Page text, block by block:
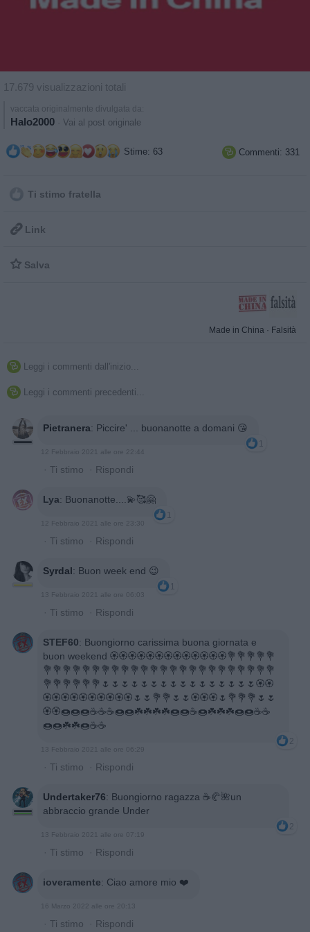
17.679 visualizzazioni totali
vaccata originalmente divulgata da:
Halo2000 Vai al post originale
Stime: 63  Commenti: 331
Ti stimo fratella
 Link
 Salva
Made in China · Falsità
 Leggi i commenti dall'inizio...
 Leggi i commenti precedenti...
Pietranera: Piccire' ... buonanotte a domani 😘
1
12 Febbraio 2021 alle ore 22:44
· Ti stimo · Rispondi
Lya: Buonanotte....💫🥰🤗
1
12 Febbraio 2021 alle ore 23:30
· Ti stimo · Rispondi
Syrdal: Buon week end 😉
1
13 Febbraio 2021 alle ore 06:03
· Ti stimo · Rispondi
STEF60: Buongiorno carissima buona giornata e
buon weekend 🏵️🏵️🏵️🏵️🏵️🏵️🏵️🏵️🏵️🏵️🏵️🏵️🏵️💐💐💐💐💐
💐💐💐💐💐💐💐💐💐💐💐💐💐💐💐💐💐💐💐💐💐💐💐💐
💐💐💐💐💐💐🌷🌷🌷🌷🌷🌷🌷🌷🌷🌷🌷🌷🌷🌷🌷🌷🏵️🏵️
🏵️🏵️🏵️🏵️🏵️🏵️🏵️🏵️🏵️🏵️🌷🌷💐💐🌷🌷🏵️🏵️🏵️🌷💐💐💐🌷🌷
🏵️🏵️🍩🍩🍩☕☕☕🍩🍩☘️☘️☘️☘️🍩🍩☕🍩☘️☘️☘️🍩🍩☕☕
🍩🍩☘️☘️🍩☕☕
2
13 Febbraio 2021 alle ore 06:29
· Ti stimo · Rispondi
Undertaker76: Buongiorno ragazza ☕🥐🌺un
abbraccio grande Under
2
13 Febbraio 2021 alle ore 07:19
· Ti stimo · Rispondi
ioveramente: Ciao amore mio ❤️
16 Marzo 2022 alle ore 20:13
· Ti stimo · Rispondi